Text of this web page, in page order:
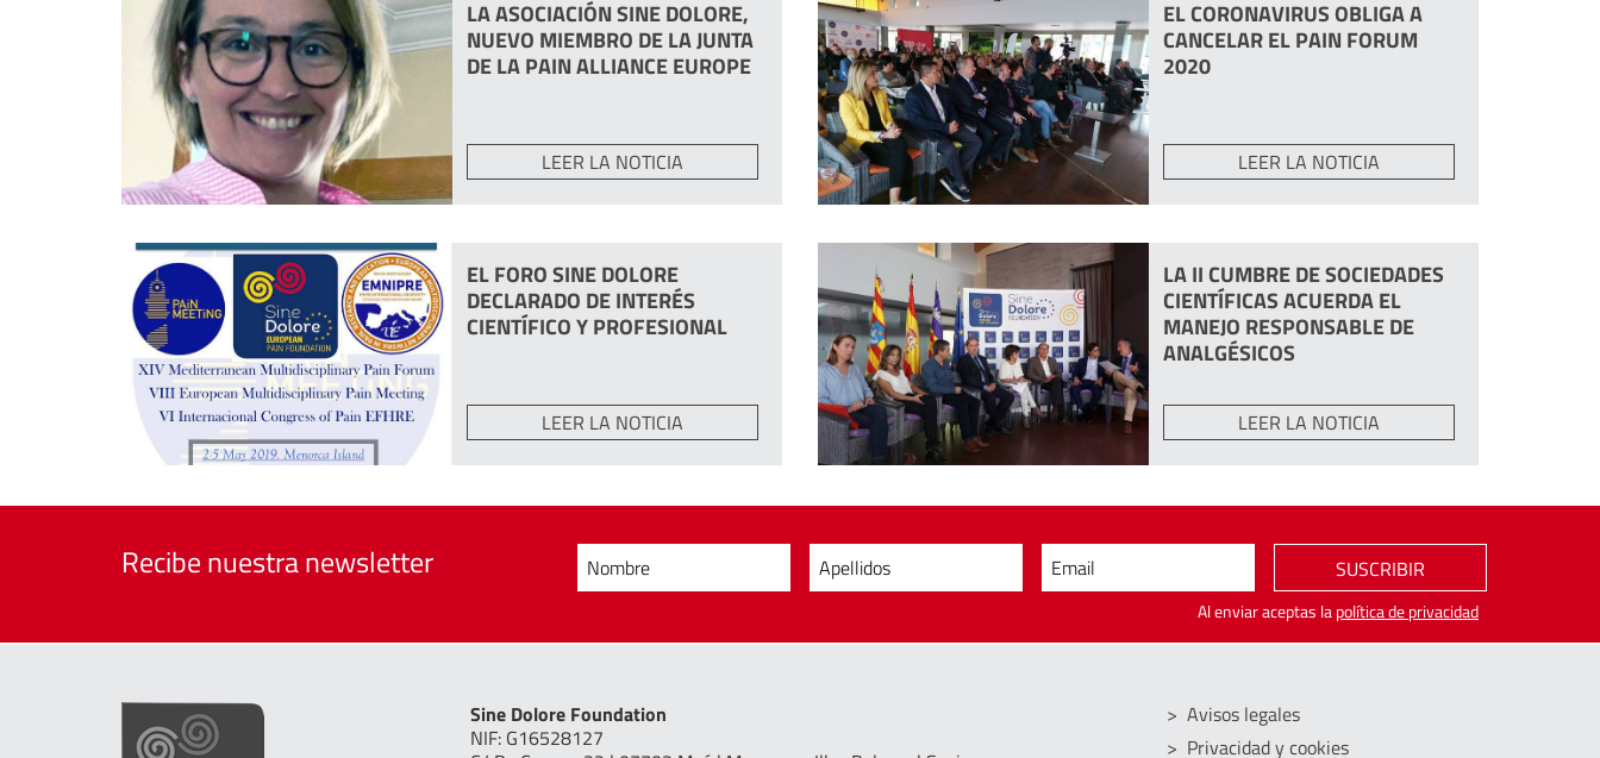
GRAN GALA SINE DOLORE
FORUM CONCIERTO DE NAVIDAD
LA ASOCIACIÓN SINE DOLORE,
NUEVO MIEMBRO DE LA JUNTA
DE LA PAIN ALLIANCE EUROPE
LEER LA NOTICIA
EL CORONAVIRUS OBLIGA A
CANCELAR EL PAIN FORUM
2020
LEER LA NOTICIA
EL FORO SINE DOLORE
DECLARADO DE INTERÉS
CIENTÍFICO Y PROFESIONAL
LEER LA NOTICIA
LA II CUMBRE DE SOCIEDADES
CIENTÍFICAS ACUERDA EL
MANEJO RESPONSABLE DE
ANALGÉSICOS
LEER LA NOTICIA
Recibe nuestra newsletter Nombre Apellidos Email SUSCRIBIR
Al enviar aceptas lapolítica de privacidad
Sine Dolore Foundation
NIF: G16528127
Avisos legales
Privacidad y cookies